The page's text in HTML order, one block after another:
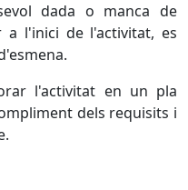
dada o manca de
a l'inici de l'activitat, es
l'activitat en un pla
dels requisits i